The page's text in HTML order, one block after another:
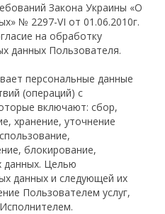
Закона Украины «О
№ 2297-VI от 01.06.2010г.
на обработку
данных Пользователя.
персональные данные
(операций) с
включают: сбор,
хранение, уточнение
блокирование,
данных. Целью
данных и следующей их
Пользователем услуг,